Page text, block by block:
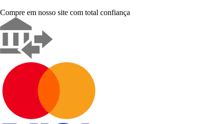
Compre em nosso site com total confiança